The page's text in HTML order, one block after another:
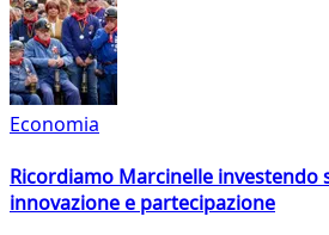
Economia
Ricordiamo Marcinelle investendo
innovazione e partecipazione